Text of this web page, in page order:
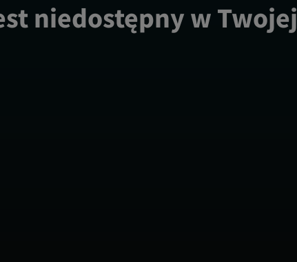
niedostępny w Twojej